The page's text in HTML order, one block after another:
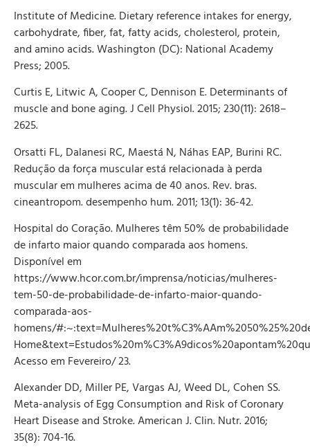
Institute of Medicine. Dietary reference intakes for energy,
carbohydrate, fiber, fat, fatty acids, cholesterol, protein,
and amino acids. Washington (DC): National Academy
Press; 2005.
Curtis E, Litwic A, Cooper C, Dennison E. Determinants of
muscle and bone aging. J Cell Physiol. 2015; 230(11): 2618–
2625.
Orsatti FL, Dalanesi RC, Maestá N, Náhas EAP, Burini RC.
Redução da força muscular está relacionada à perda
muscular em mulheres acima de 40 anos. Rev. bras.
cineantropom. desempenho hum. 2011; 13(1): 36-42.
Hospital do Coração. Mulheres têm 50% de probabilidade
de infarto maior quando comparada aos homens.
Disponível em
https://www.hcor.com.br/imprensa/noticias/mulheres-
tem-50-de-probabilidade-de-infarto-maior-quando-
comparada-aos-
homens/
Acesso em Fevereiro/ 23.
Alexander DD, Miller PE, Vargas AJ, Weed DL, Cohen SS.
Meta-analysis of Egg Consumption and Risk of Coronary
Heart Disease and Stroke. American J. Clin. Nutr. 2016;
35(8): 704-16.